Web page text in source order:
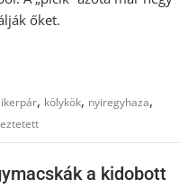
őket.
ikerpár, kölykök, nyiregyhaza,
a kidobott